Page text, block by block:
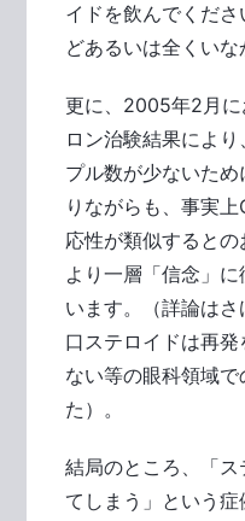
イドを飲んでくだ
どあるいは全くいな
更に、2005年2月に
ロン治験結果によ
プル数が少ないた
りながらも、事実
応性が類似するとの
より一層「信念」
います。（詳論は
口ステロイドは再
ない等の眼科領域
た）。
結局のところ、「
てしまう」という